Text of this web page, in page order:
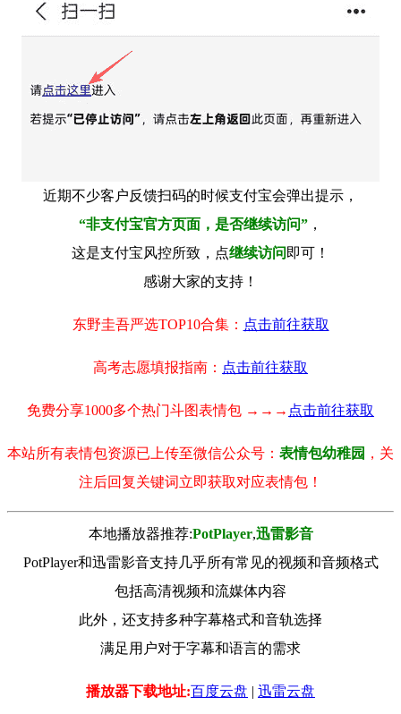
近期不少客户反馈扫码的时候支付宝会弹出提示，
“非支付宝官方页面，是否继续访问” ，
这是支付宝风控所致，点继续访问 即可！
感谢大家的支持！
东野圭吾严选TOP10合集： 点击前往获取
高考志愿填报指南： 点击前往获取
免费分享1000多个热门斗图表情包 →→→ 点击前往获取
本站所有表情包资源已上传至微信公众号： 表情包幼稚园 ，关
注后回复关键词立即获取对应表情包！
本地播放器推荐:РotРlayer,迅雷影音
PotPlayer和迅雷影音支持几乎所有常见的视频和音频格式
包括高清视频和流媒体内容
此外，还支持多种字幕格式和音轨选择
满足用户对于字幕和语言的需求
播放器下载地址:百度云盘 | 迅雷云盘